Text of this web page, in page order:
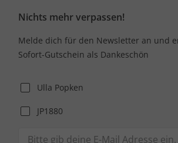
Nichts mehr verpassen!
Melde dich für den Newsletter an und
Sofort-Gutschein als Dankeschön
Ulla Popken
JP1880